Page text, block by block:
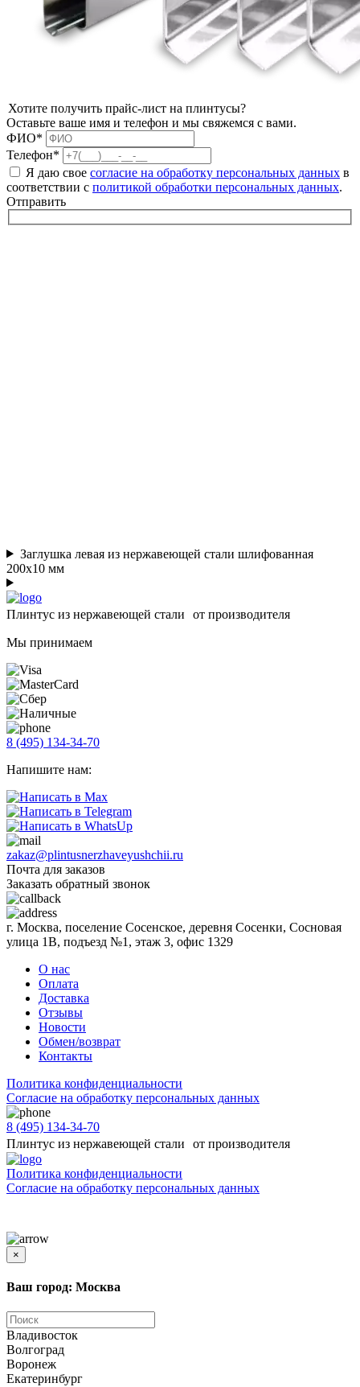
Хотите получить прайс-лист на плинтусы?
Оставьте ваше имя и телефон и мы свяжемся с вами.
ФИО*
Телефон*
Я даю свое согласие на обработку персональных данных в
соответствии с политикой обработки персональных данных.
Отправить
Заглушка левая из нержавеющей стали шлифованная
200х10 мм
Плинтус из нержавеющей стали от производителя
Мы принимаем
8 (495) 134-34-70
Напишите нам:
zakaz@plintusnerzhaveyushchii.ru
Почта для заказов
Заказать обратный звонок
г. Москва, поселение Сосенское, деревня Сосенки, Сосновая
улица 1В, подъезд №1, этаж 3, офис 1329
О нас
Оплата
Доставка
Отзывы
Новости
Обмен/возврат
Контакты
Политика конфиденциальности
Согласиe на обработку персональных данных
8 (495) 134-34-70
Плинтус из нержавеющей стали от производителя
Политика конфиденциальности
Согласиe на обработку персональных данных
×
Ваш город: Москва
Владивосток
Волгоград
Воронеж
Екатеринбург